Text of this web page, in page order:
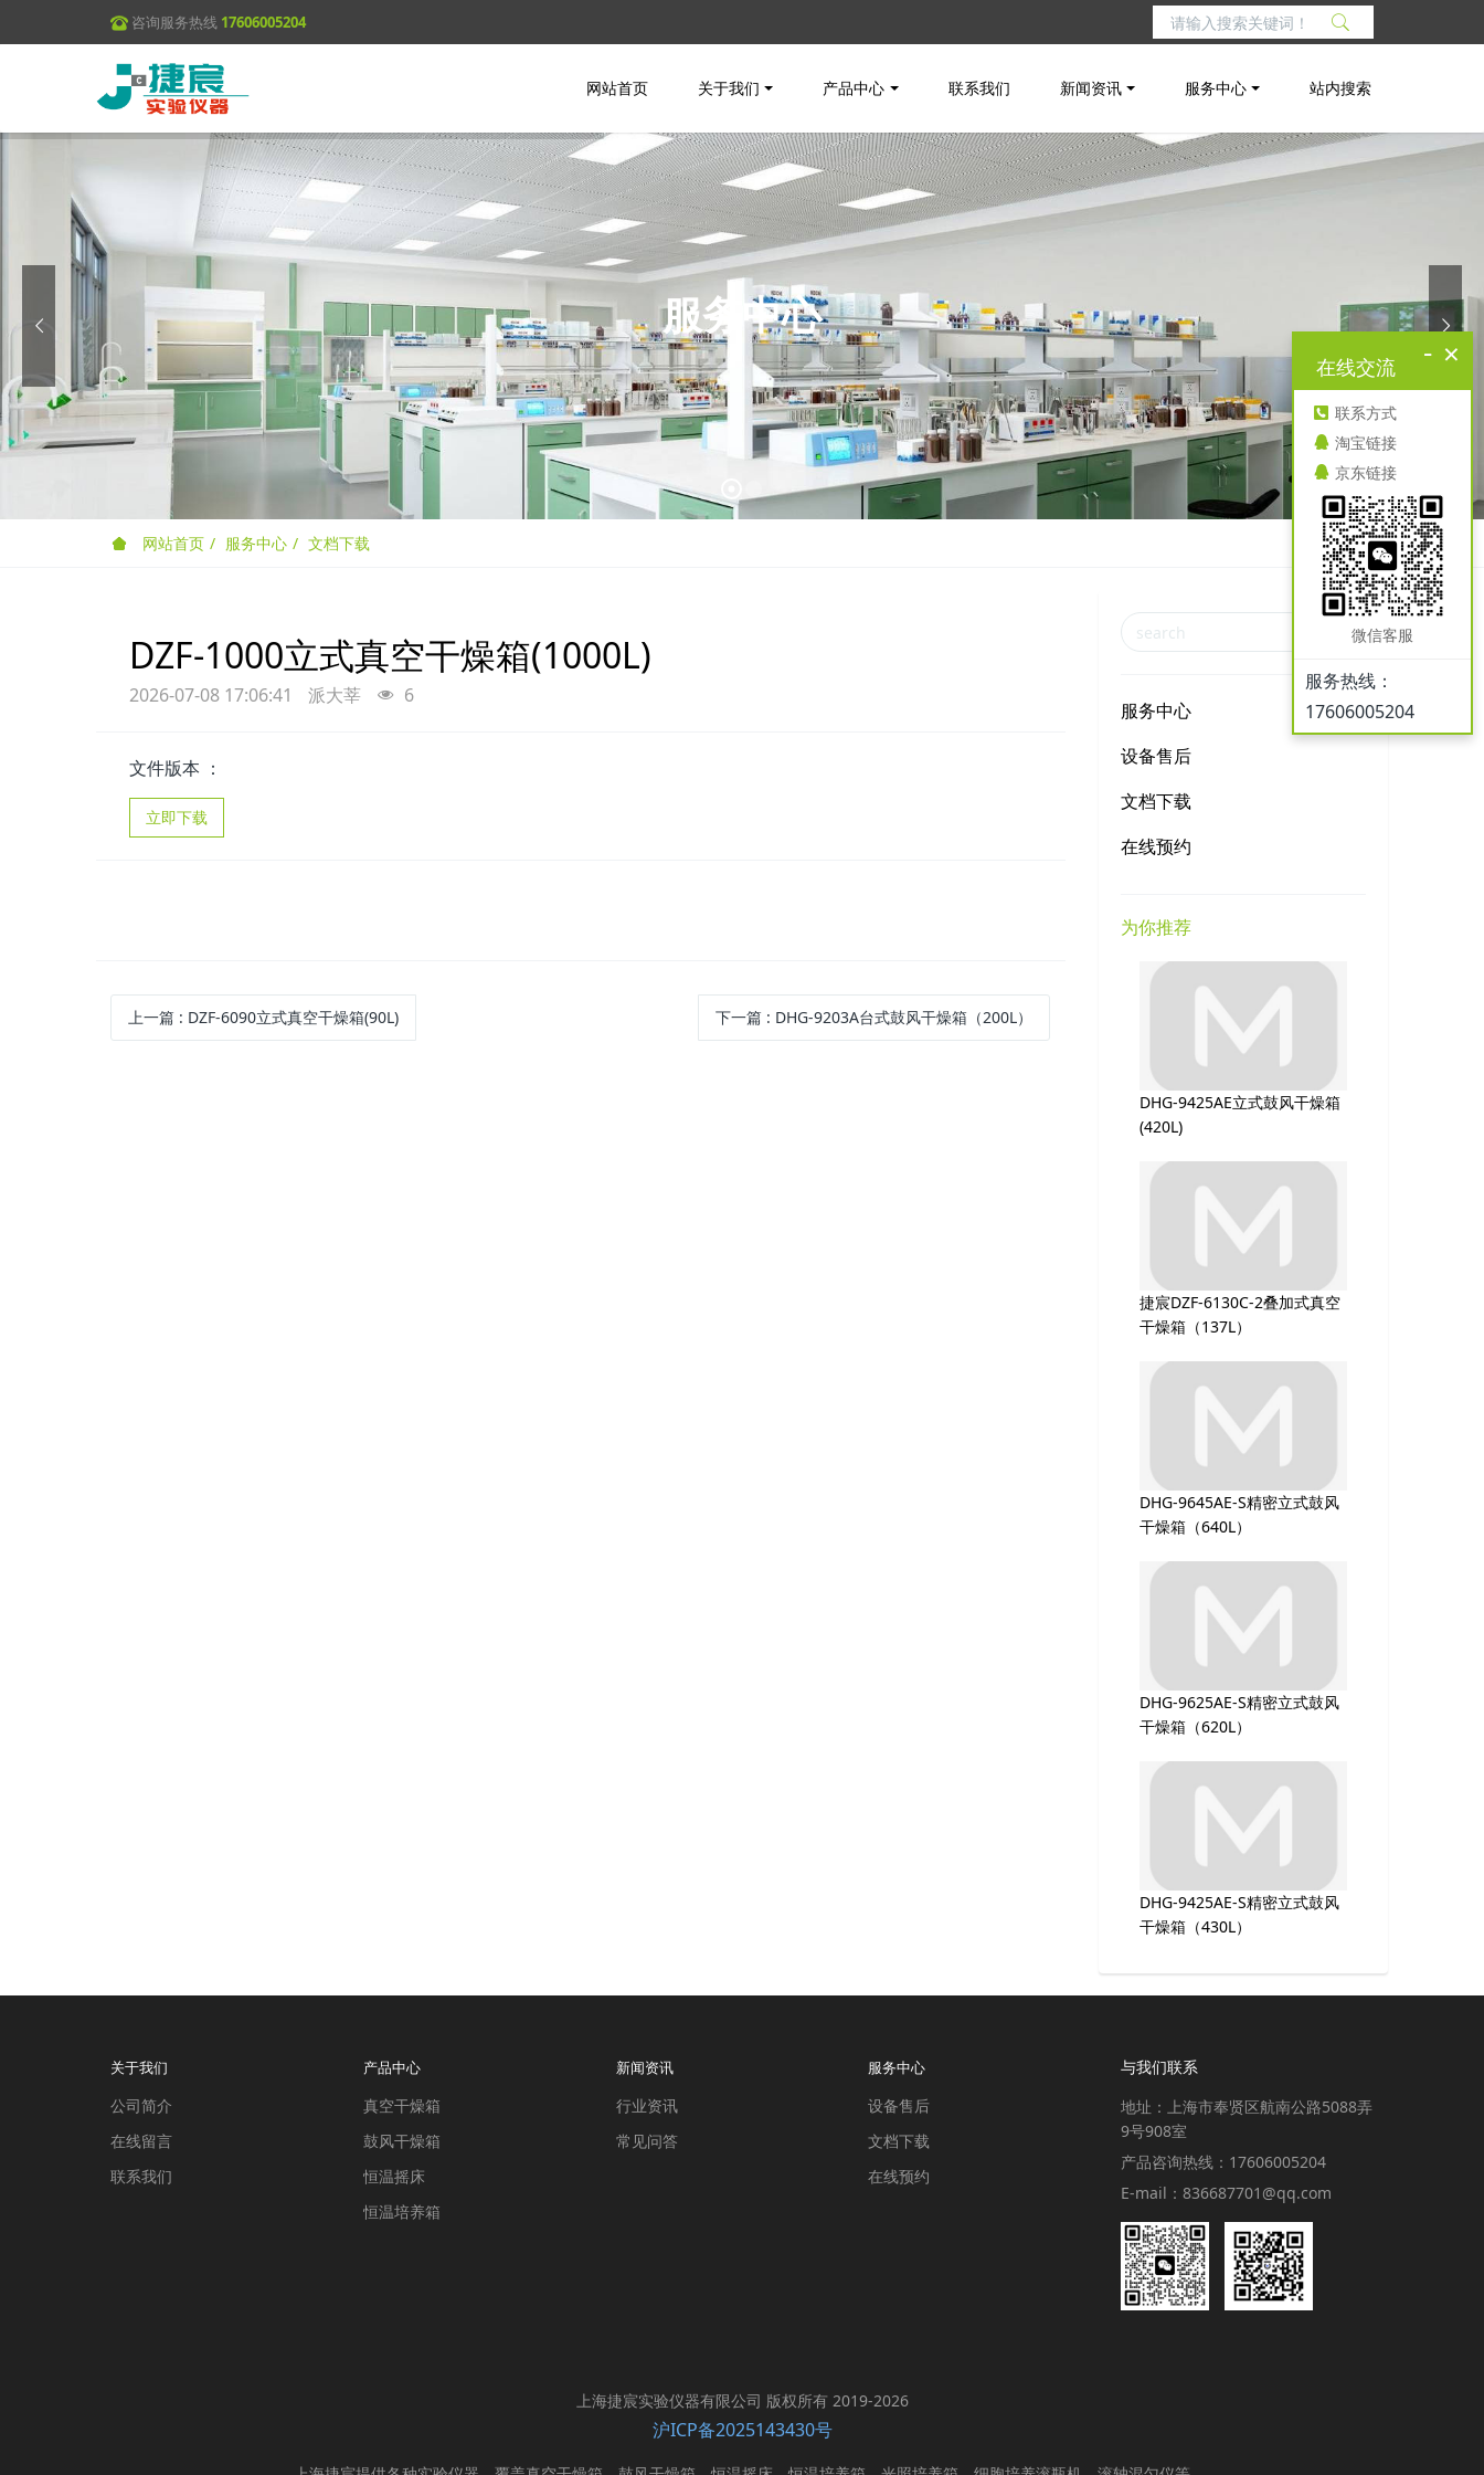
咨询服务热线 17606005204
网站首页 关于我们 产品中心 联系我们 新闻资讯 服务中心 站内搜索
服务中心
网站首页 服务中心 文档下载
DZF-1000立式真空干燥箱(1000L)
2026-07-08 17:06:41 派大莘 6
文件版本 ：
立即下载
上一篇 : DZF-6090立式真空干燥箱(90L) 下一篇 : DHG-9203A台式鼓风干燥箱（200L）
服务中心
设备售后
文档下载
在线预约
为你推荐
DHG-9425AE立式鼓风干燥箱
(420L)
捷宸DZF-6130C-2叠加式真空
干燥箱（137L）
DHG-9645AE-S精密立式鼓风
干燥箱（640L）
DHG-9625AE-S精密立式鼓风
干燥箱（620L）
DHG-9425AE-S精密立式鼓风
干燥箱（430L）
关于我们
公司简介
在线留言
联系我们
产品中心
真空干燥箱
鼓风干燥箱
恒温摇床
恒温培养箱
新闻资讯
行业资讯
常见问答
服务中心
设备售后
文档下载
在线预约
与我们联系
地址：上海市奉贤区航南公路5088弄
9号908室
产品咨询热线：17606005204
E-mail：836687701@qq.com
上海捷宸实验仪器有限公司 版权所有 2019-2026
沪ICP备2025143430号
×
-
在线交流
联系方式
淘宝链接
京东链接
微信客服
服务热线：
17606005204